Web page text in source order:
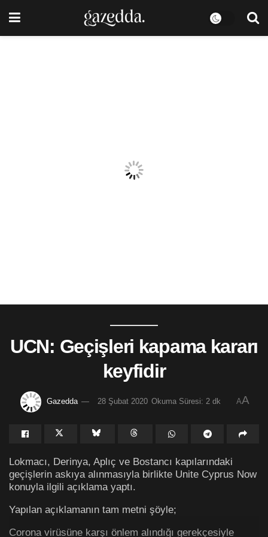
UCN: Geçişleri kapama kararı
keyfidir
Gazedda 28 Şubat 2020 Okuma Süresi: 2 dk AA
Lokmacı, Derinya, Aplıç ve Bostancı kapılarındaki
geçişlerin askıya alınmasıyla birlikte Unite Cyprus Now
konuyla ilgili açıklama yaptı.
Yapılan açıklamanın tam metni şöyle;
Corona virüsüne karşı önlem alındığı gerekçesiyle